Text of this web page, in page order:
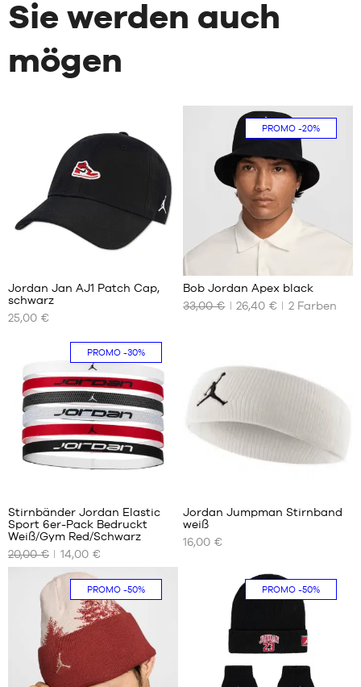
Sie werden auch
mögen
UNSERE
VERFÜGBAREN
Jahre
Jordan Jan AJ1 Patch Cap,
schwarz
25,00 €
PROMO-20%
UNSERE
L
Bob Jordan Apex black
33,00 €
26,40 € 2Farben
PROMO-30%
UNSERE
VERFÜGBAREN
GRÖSSEN
Einheitsgröße
Stirnbänder Jordan Elastic
Sport 6er-Pack Bedruckt
Weiß/Gym Red/Schwarz
20,00 €
14,00 €
UNSERE
VERFÜGBAREN
Einheitsgröße
Jordan Jumpman Stirnband
weiß
16,00 €
PROMO-50% PROMO-50%